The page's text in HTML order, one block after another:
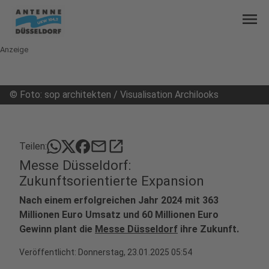
menu
Anzeige
© Foto: sop architekten / Visualisation Archilooks
Teilen: mailopen_in_new
Messe Düsseldorf:
Zukunftsorientierte Expansion
Nach einem erfolgreichen Jahr 2024 mit 363
Millionen Euro Umsatz und 60 Millionen Euro
Gewinn plant die Messe Düsseldorf ihre Zukunft.
Veröffentlicht: Donnerstag, 23.01.2025 05:54